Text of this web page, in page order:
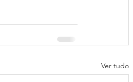
Ver tudo